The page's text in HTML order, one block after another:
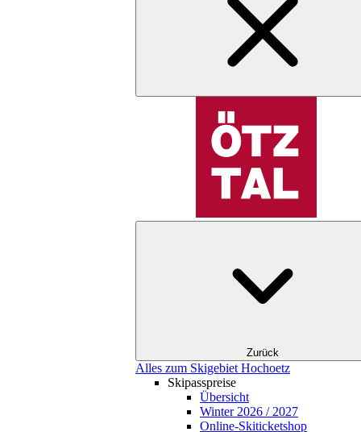
Zurück
Alles zum Skigebiet Hochoetz
Skipasspreise
Übersicht
Winter 2026 / 2027
Online-Skiticketshop